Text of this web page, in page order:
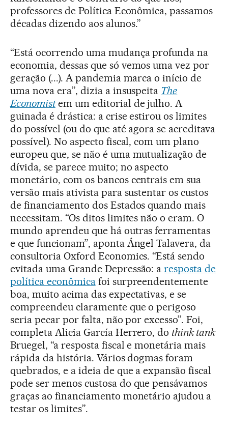
professores de Política Econômica, passamos
décadas dizendo aos alunos.”
“Está ocorrendo uma mudança profunda na
economia, dessas que só vemos uma vez por
geração (...). A pandemia marca o início de
uma nova era”, dizia a insuspeita The
Economistem um editorial de julho. A
guinada é drástica: a crise estirou os limites
do possível (ou do que até agora se acreditava
possível). No aspecto fiscal, com um plano
europeu que, se não é uma mutualização de
dívida, se parece muito; no aspecto
monetário, com os bancos centrais em sua
versão mais ativista para sustentar os custos
de financiamento dos Estados quando mais
necessitam. “Os ditos limites não o eram. O
mundo aprendeu que há outras ferramentas
e que funcionam”, aponta Ángel Talavera, da
consultoria Oxford Economics. “Está sendo
evitada uma Grande Depressão: aresposta de
política econômicafoi surpreendentemente
boa, muito acima das expectativas, e se
compreendeu claramente que o perigoso
seria pecar por falta, não por excesso”. Foi,
completa Alicia García Herrero, do think tank
Bruegel, “a resposta fiscal e monetária mais
rápida da história. Vários dogmas foram
quebrados, e a ideia de que a expansão fiscal
pode ser menos custosa do que pensávamos
graças ao financiamento monetário ajudou a
testar os limites”.